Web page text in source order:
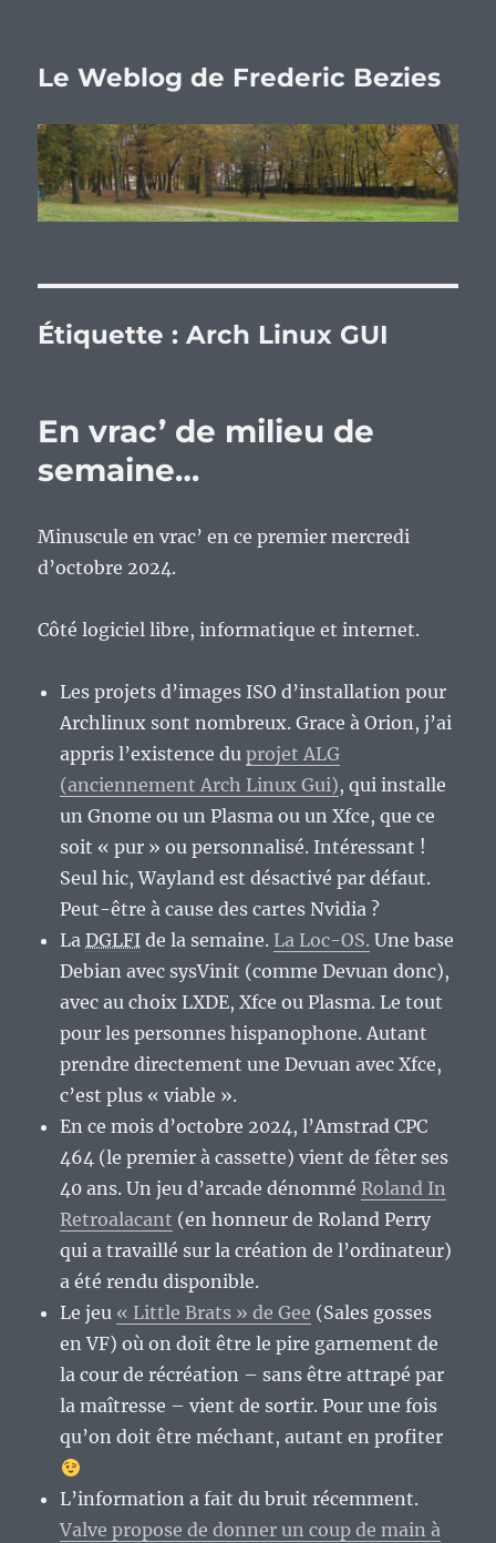
Le Weblog de Frederic Bezies
Étiquette :Arch Linux GUI
En vrac’ de milieu de
semaine…
Minuscule en vrac’ en ce premier mercredi
d’octobre 2024.
Côté logiciel libre, informatique et internet.
Les projets d’images ISO d’installation pour
Archlinux sont nombreux. Grace à Orion, j’ai
appris l’existence duprojet ALG
(anciennement Arch Linux Gui), qui installe
un Gnome ou un Plasma ou un Xfce, que ce
soit « pur » ou personnalisé. Intéressant !
Seul hic, Wayland est désactivé par défaut.
Peut-être à cause des cartes Nvidia ?
LaDGLFI de la semaine. La Loc-OS. Une base
Debian avec sysVinit (comme Devuan donc),
avec au choix LXDE, Xfce ou Plasma. Le tout
pour les personnes hispanophone. Autant
prendre directement une Devuan avec Xfce,
c’est plus « viable ».
En ce mois d’octobre 2024, l’Amstrad CPC
464 (le premier à cassette) vient de fêter ses
40 ans. Un jeu d’arcade dénomméRoland In
Retroalacant (en honneur de Roland Perry
qui a travaillé sur la création de l’ordinateur)
a été rendu disponible.
Le jeu « Little Brats » de Gee (Sales gosses
en VF) où on doit être le pire garnement de
la cour de récréation – sans être attrapé par
la maîtresse – vient de sortir. Pour une fois
qu’on doit être méchant, autant en profiter
L’information a fait du bruit récemment.
Valve propose de donner un coup de main à